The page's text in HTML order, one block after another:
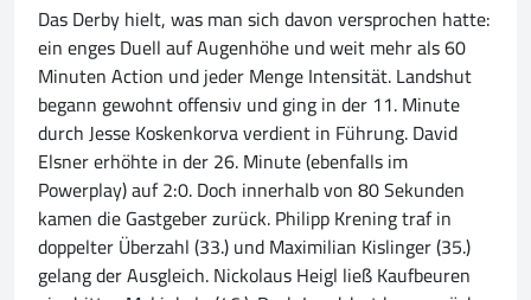
Das Derby hielt, was man sich davon versprochen hatte:
ein enges Duell auf Augenhöhe und weit mehr als 60
Minuten Action und jeder Menge Intensität. Landshut
begann gewohnt offensiv und ging in der 11. Minute
durch Jesse Koskenkorva verdient in Führung. David
Elsner erhöhte in der 26. Minute (ebenfalls im
Powerplay) auf 2:0. Doch innerhalb von 80 Sekunden
kamen die Gastgeber zurück. Philipp Krening traf in
doppelter Überzahl (33.) und Maximilian Kislinger (35.)
gelang der Ausgleich. Nickolaus Heigl ließ Kaufbeuren